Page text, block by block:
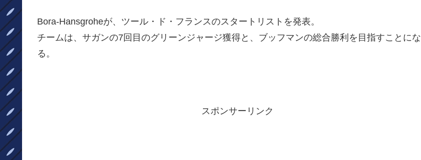
Bora-​​Hansgroheが、ツール・ド・フランスのスタートリストを発表。
チームは、サガンの7回目のグリーンジャージ獲得と、ブッフマンの総合勝利を目指すことにな
る。
スポンサーリンク